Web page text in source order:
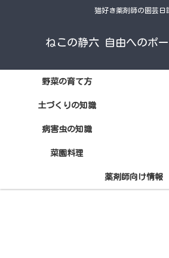
猫好き薬剤師の園芸日
ねこの静六 自由へのポ
野菜の育て方
土づくりの知識
病害虫の知識
菜園料理
薬剤師向け情報